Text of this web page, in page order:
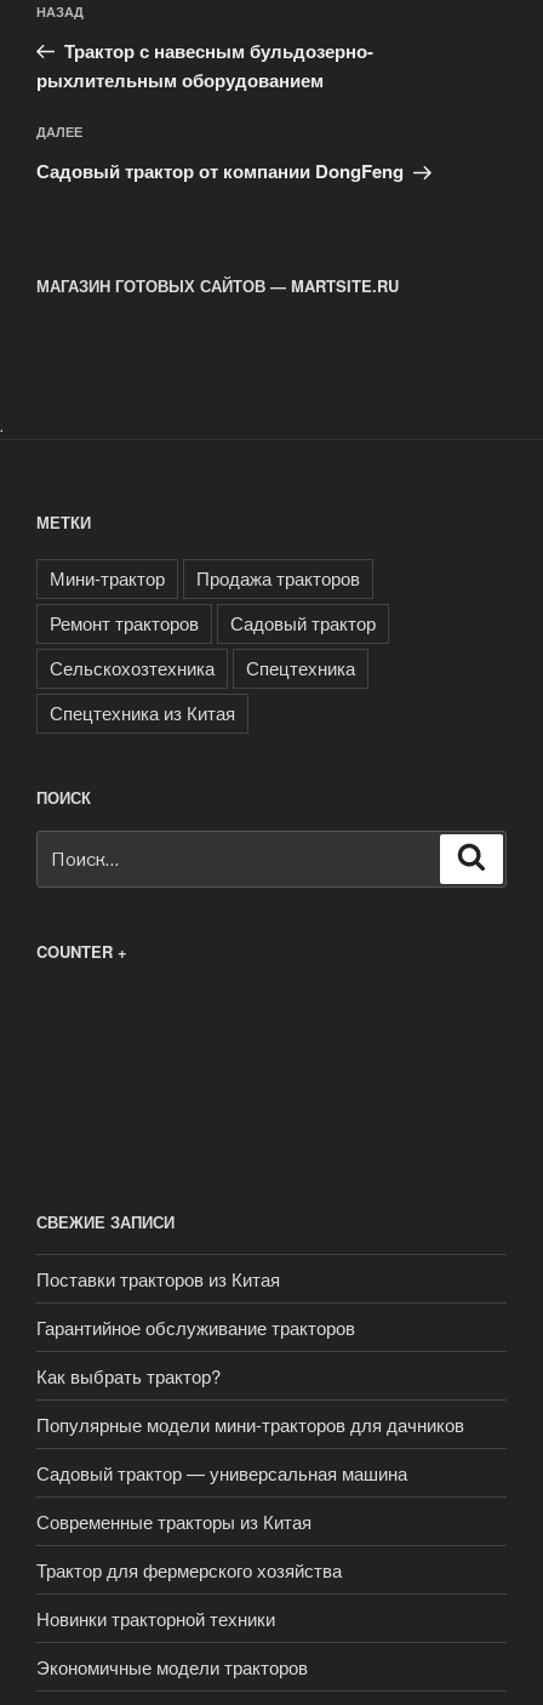
по
записям
Предыдущая
запись:
НАЗАД
Трактор с навесным бульдозерно-
рыхлительным оборудованием
Следующая
запись
ДАЛЕЕ
Садовый трактор от компании DongFeng
МАГАЗИН ГОТОВЫХ САЙТОВ — MARTSITE.RU
.
МЕТКИ
Мини-трактор
Продажа тракторов
Ремонт тракторов
Садовый трактор
Сельскохозтехника
Спецтехника
Спецтехника из Китая
ПОИСК
COUNTER +
СВЕЖИЕ ЗАПИСИ
Поставки тракторов из Китая
Гарантийное обслуживание тракторов
Как выбрать трактор?
Популярные модели мини-тракторов для дачников
Садовый трактор — универсальная машина
Современные тракторы из Китая
Трактор для фермерского хозяйства
Новинки тракторной техники
Экономичные модели тракторов